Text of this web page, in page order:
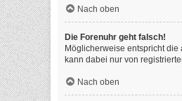
Nach oben
Die Forenuhr geht falsch!
Möglicherweise entspricht die
kann dabei nur von
Nach oben